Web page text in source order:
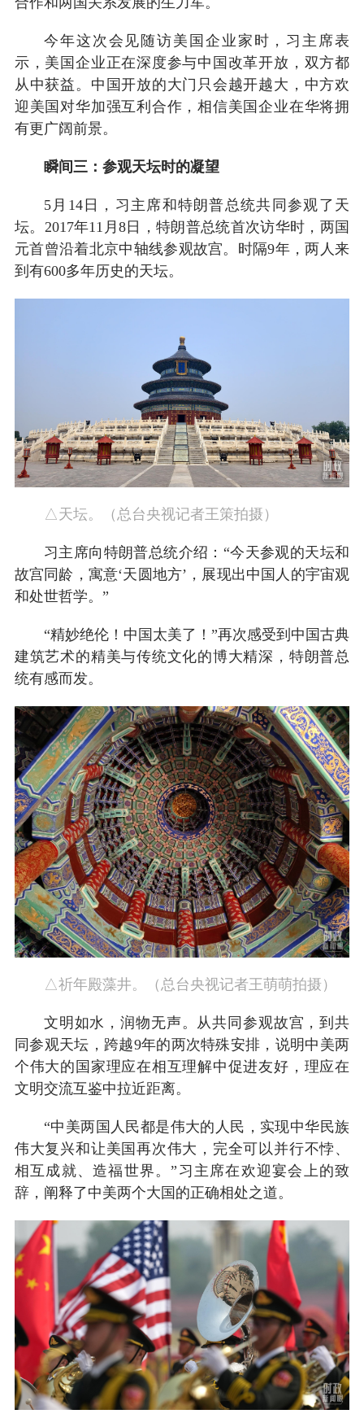
今年这次会见随访美国企业家时，习主席表
示，美国企业正在深度参与中国改革开放，双方都
从中获益。中国开放的大门只会越开越大，中方欢
迎美国对华加强互利合作，相信美国企业在华将拥
有更广阔前景。
瞬间三：参观天坛时的凝望
5月14日，习主席和特朗普总统共同参观了天
坛。2017年11月8日，特朗普总统首次访华时，两国
元首曾沿着北京中轴线参观故宫。时隔9年，两人来
到有600多年历史的天坛。
△天坛。（总台央视记者王策拍摄）
习主席向特朗普总统介绍：“今天参观的天坛和
故宫同龄，寓意‘天圆地方’，展现出中国人的宇宙观
和处世哲学。”
“精妙绝伦！中国太美了！”再次感受到中国古典
建筑艺术的精美与传统文化的博大精深，特朗普总
统有感而发。
△祈年殿藻井。（总台央视记者王萌萌拍摄）
文明如水，润物无声。从共同参观故宫，到共
同参观天坛，跨越9年的两次特殊安排，说明中美两
个伟大的国家理应在相互理解中促进友好，理应在
文明交流互鉴中拉近距离。
“中美两国人民都是伟大的人民，实现中华民族
伟大复兴和让美国再次伟大，完全可以并行不悖、
相互成就、造福世界。”习主席在欢迎宴会上的致
辞，阐释了中美两个大国的正确相处之道。